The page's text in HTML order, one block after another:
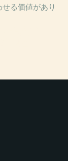
る価値があり